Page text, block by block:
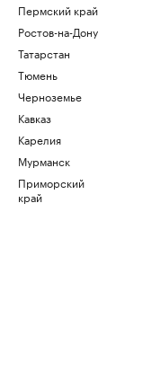
Пермский край
Ростов-на-Дону
Татарстан
Тюмень
Черноземье
Кавказ
Карелия
Мурманск
Приморский
край